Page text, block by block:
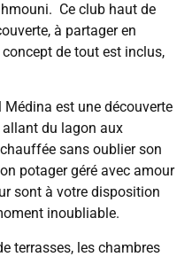
Ce club haut de
à partager en
de tout est inclus,
est une découverte
du lagon aux
sans oublier son
potager géré avec amour
sont à votre disposition
inoubliable.
terrasses, les chambres